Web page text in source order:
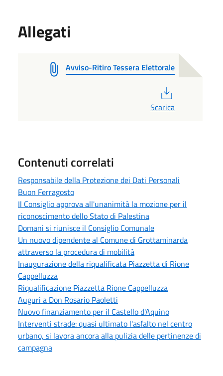
Allegati
Avviso-Ritiro Tessera Elettorale
Scarica
Contenuti correlati
Responsabile della Protezione dei Dati Personali
Buon Ferragosto
Il Consiglio approva all'unanimità la mozione per il
riconoscimento dello Stato di Palestina
Domani si riunisce il Consiglio Comunale
Un nuovo dipendente al Comune di Grottaminarda
attraverso la procedura di mobilità
Inaugurazione della riqualificata Piazzetta di Rione
Cappelluzza
Riqualificazione Piazzetta Rione Cappelluzza
Auguri a Don Rosario Paoletti
Nuovo finanziamento per il Castello d'Aquino
Interventi strade: quasi ultimato l'asfalto nel centro
urbano, si lavora ancora alla pulizia delle pertinenze di
campagna